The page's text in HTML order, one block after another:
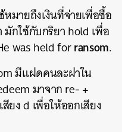
มายถึงเงินที่จ่ายเพื่อซื้อ
กใช้กับกริยาhold เพื่อ
was held forransom.
มีแฝดคนละฝาใน
มาจากre- +
สียงd เพื่อให้ออกเสียง